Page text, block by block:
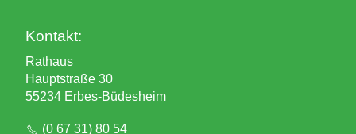
Kontakt:
Rathaus
Hauptstraße 30
55234 Erbes-Büdesheim
(0 67 31) 80 54